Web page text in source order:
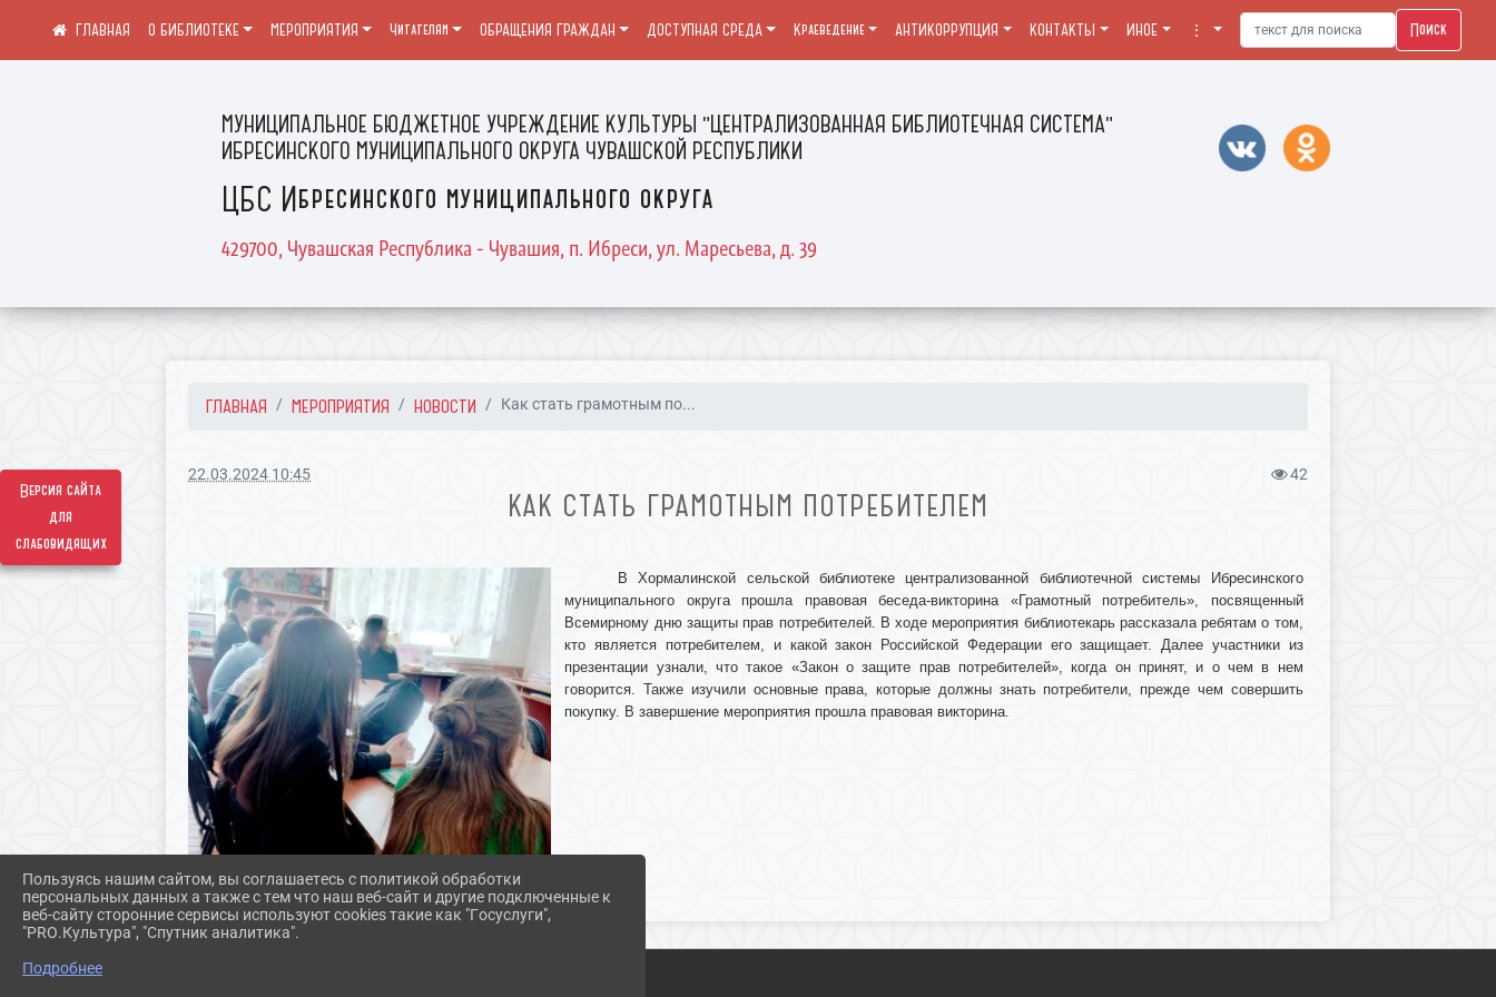
Версия сайта
для
слабовидящих
МУНИЦИПАЛЬНОЕ БЮДЖЕТНОЕ УЧРЕЖДЕНИЕ КУЛЬТУРЫ "ЦЕНТРАЛИЗОВАННАЯ БИБЛИОТЕЧНАЯ СИСТЕМА"
ИБРЕСИНСКОГО МУНИЦИПАЛЬНОГО ОКРУГА ЧУВАШСКОЙ РЕСПУБЛИКИ
ЦБС Ибресинского муниципального округа
429700, Чувашская Республика - Чувашия, п. Ибреси, ул. Маресьева, д. 39
О БИБЛИОТЕКЕ МЕРОПРИЯТИЯ Читателям ОБРАЩЕНИЯ ГРАЖДАН ДОСТУПНАЯ СРЕДА Краеведение АНТИКОРРУПЦИЯ КОНТАКТЫ ИНОЕ ⋮ Поиск
ГЛАВНАЯ МЕРОПРИЯТИЯ НОВОСТИ Как стать грамотным по...
22.03.2024 10:45 42
КАК СТАТЬ ГРАМОТНЫМ ПОТРЕБИТЕЛЕМ
В Хормалинской сельской библиотеке централизованной библиотечной системы Ибресинского
муниципального округа прошла правовая беседа-викторина «Грамотный потребитель», посвященный
Всемирному дню защиты прав потребителей. В ходе мероприятия библиотекарь рассказала ребятам о том,
кто является потребителем, и какой закон Российской Федерации его защищает. Далее участники из
презентации узнали, что такое «Закон о защите прав потребителей», когда он принят, и о чем в нем
говорится. Также изучили основные права, которые должны знать потребители, прежде чем совершить
покупку. В завершение мероприятия прошла правовая викторина.
Пользуясь нашим сайтом, вы соглашаетесь с политикой обработки
персональных данных а также с тем что наш веб-сайт и другие подключенные к
веб-сайту сторонние сервисы используют cookies такие как "Госуслуги",
"PRO.Культура", "Спутник аналитика".
Подробнее